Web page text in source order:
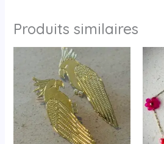
Produits similaires